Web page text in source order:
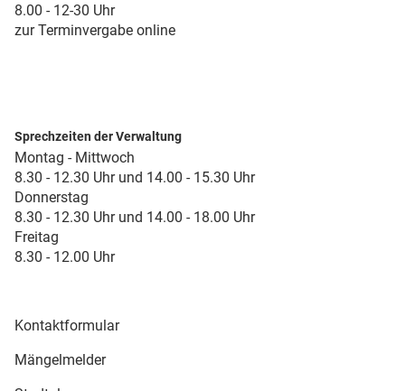
8.00 - 12-30 Uhr
zur Terminvergabe online
Sprechzeiten der Verwaltung
Montag - Mittwoch
8.30 - 12.30 Uhr und 14.00 - 15.30 Uhr
Donnerstag
8.30 - 12.30 Uhr und 14.00 - 18.00 Uhr
Freitag
8.30 - 12.00 Uhr
Kontaktformular
Mängelmelder